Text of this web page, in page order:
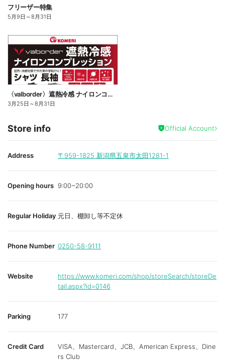
フリーザー特集
5月9日 ～8月31日
〈valborder〉遮熱冷感 ナイロンコンプレッション
3月25日 ～8月31日
Store info Official Account
Address 〒959-1825 新潟県五泉市太田1281-1
Opening hours 9:00~20:00
Regular Holiday 元日、棚卸し等不定休
Phone Number 0250-58-9111
Website
https://www.komeri.com/shop/storeSearch/storeDe
tail.aspx?id=0146
Parking 177
Credit Card
VISA、Mastercard、JCB、American Express、Dine
rs Club